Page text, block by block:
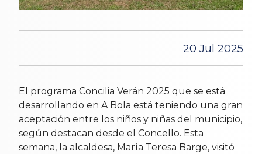
20 Jul 2025
El programa Concilia Verán 2025 que se está
desarrollando en A Bola está teniendo una gran
aceptación entre los niños y niñas del municipio,
según destacan desde el Concello. Esta
semana, la alcaldesa, María Teresa Barge, visitó